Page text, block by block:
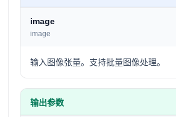
image
image
输入图像张量。支持批量图像处理。
输出参数